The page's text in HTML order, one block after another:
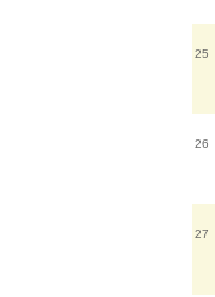
25
26
27